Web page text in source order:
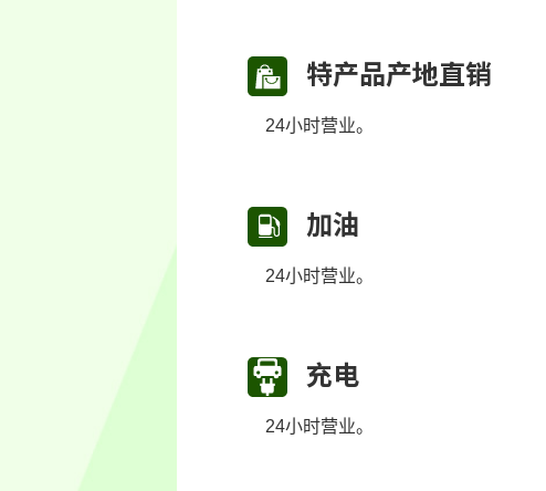
特产品产地直销
24小时营业。
加油
24小时营业。
充电
24小时营业。